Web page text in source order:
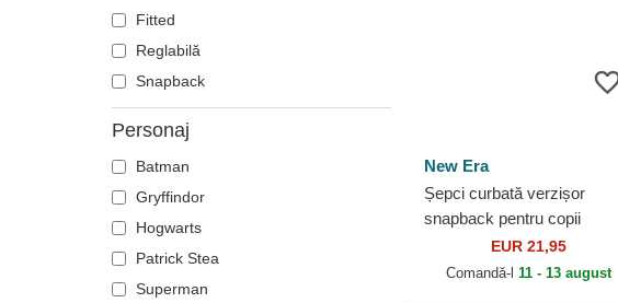
Los Angeles Dodgers
Los Angeles Lakers
Los Angeles Rams
New England Patriots
New York Yankees
Oakland Athletics
Pittsburgh Steelers
San Francisco 49ers
Seattle Seahawks
Tampa Bay Buccaneers
Fitted
Reglabilă
Snapback
Personaj
Batman
Gryffindor
Hogwarts
Patrick Stea
Superman
New Era
Șepci curbată verzișor
snapback pentru copii
9FORTY Dino Face de New
Era
EUR 21,95
Comandă-l 11 - 13 august